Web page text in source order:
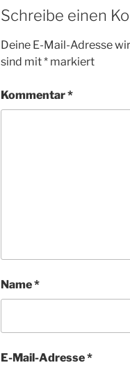
Schreibe einen
Deine E-Mail-Adresse
sind mit* markiert
Kommentar*
Name*
E-Mail-Adresse*